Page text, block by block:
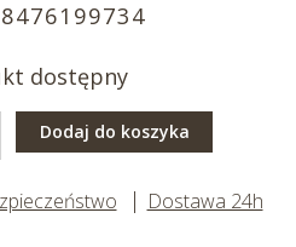
dostępny
Dodaj do koszyka
Dostawa 24h